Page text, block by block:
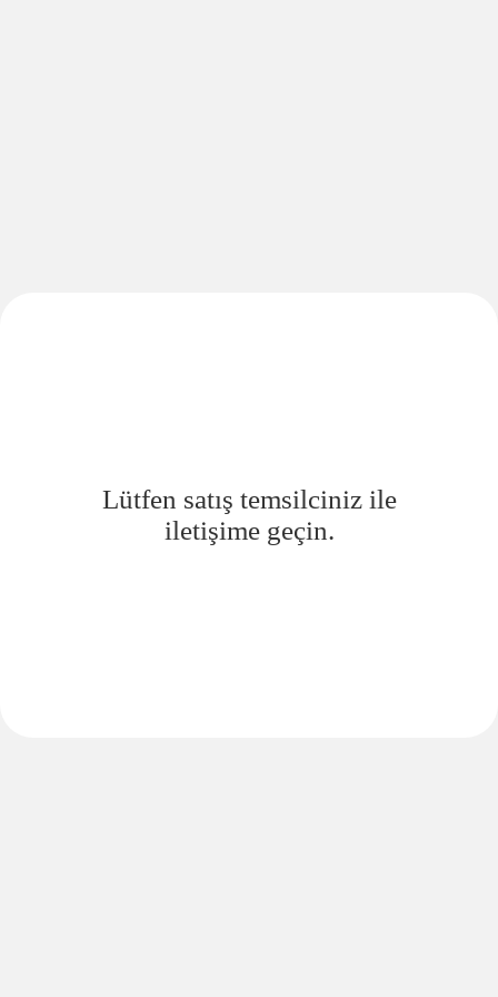
Lütfen satış temsilciniz ile
iletişime geçin.